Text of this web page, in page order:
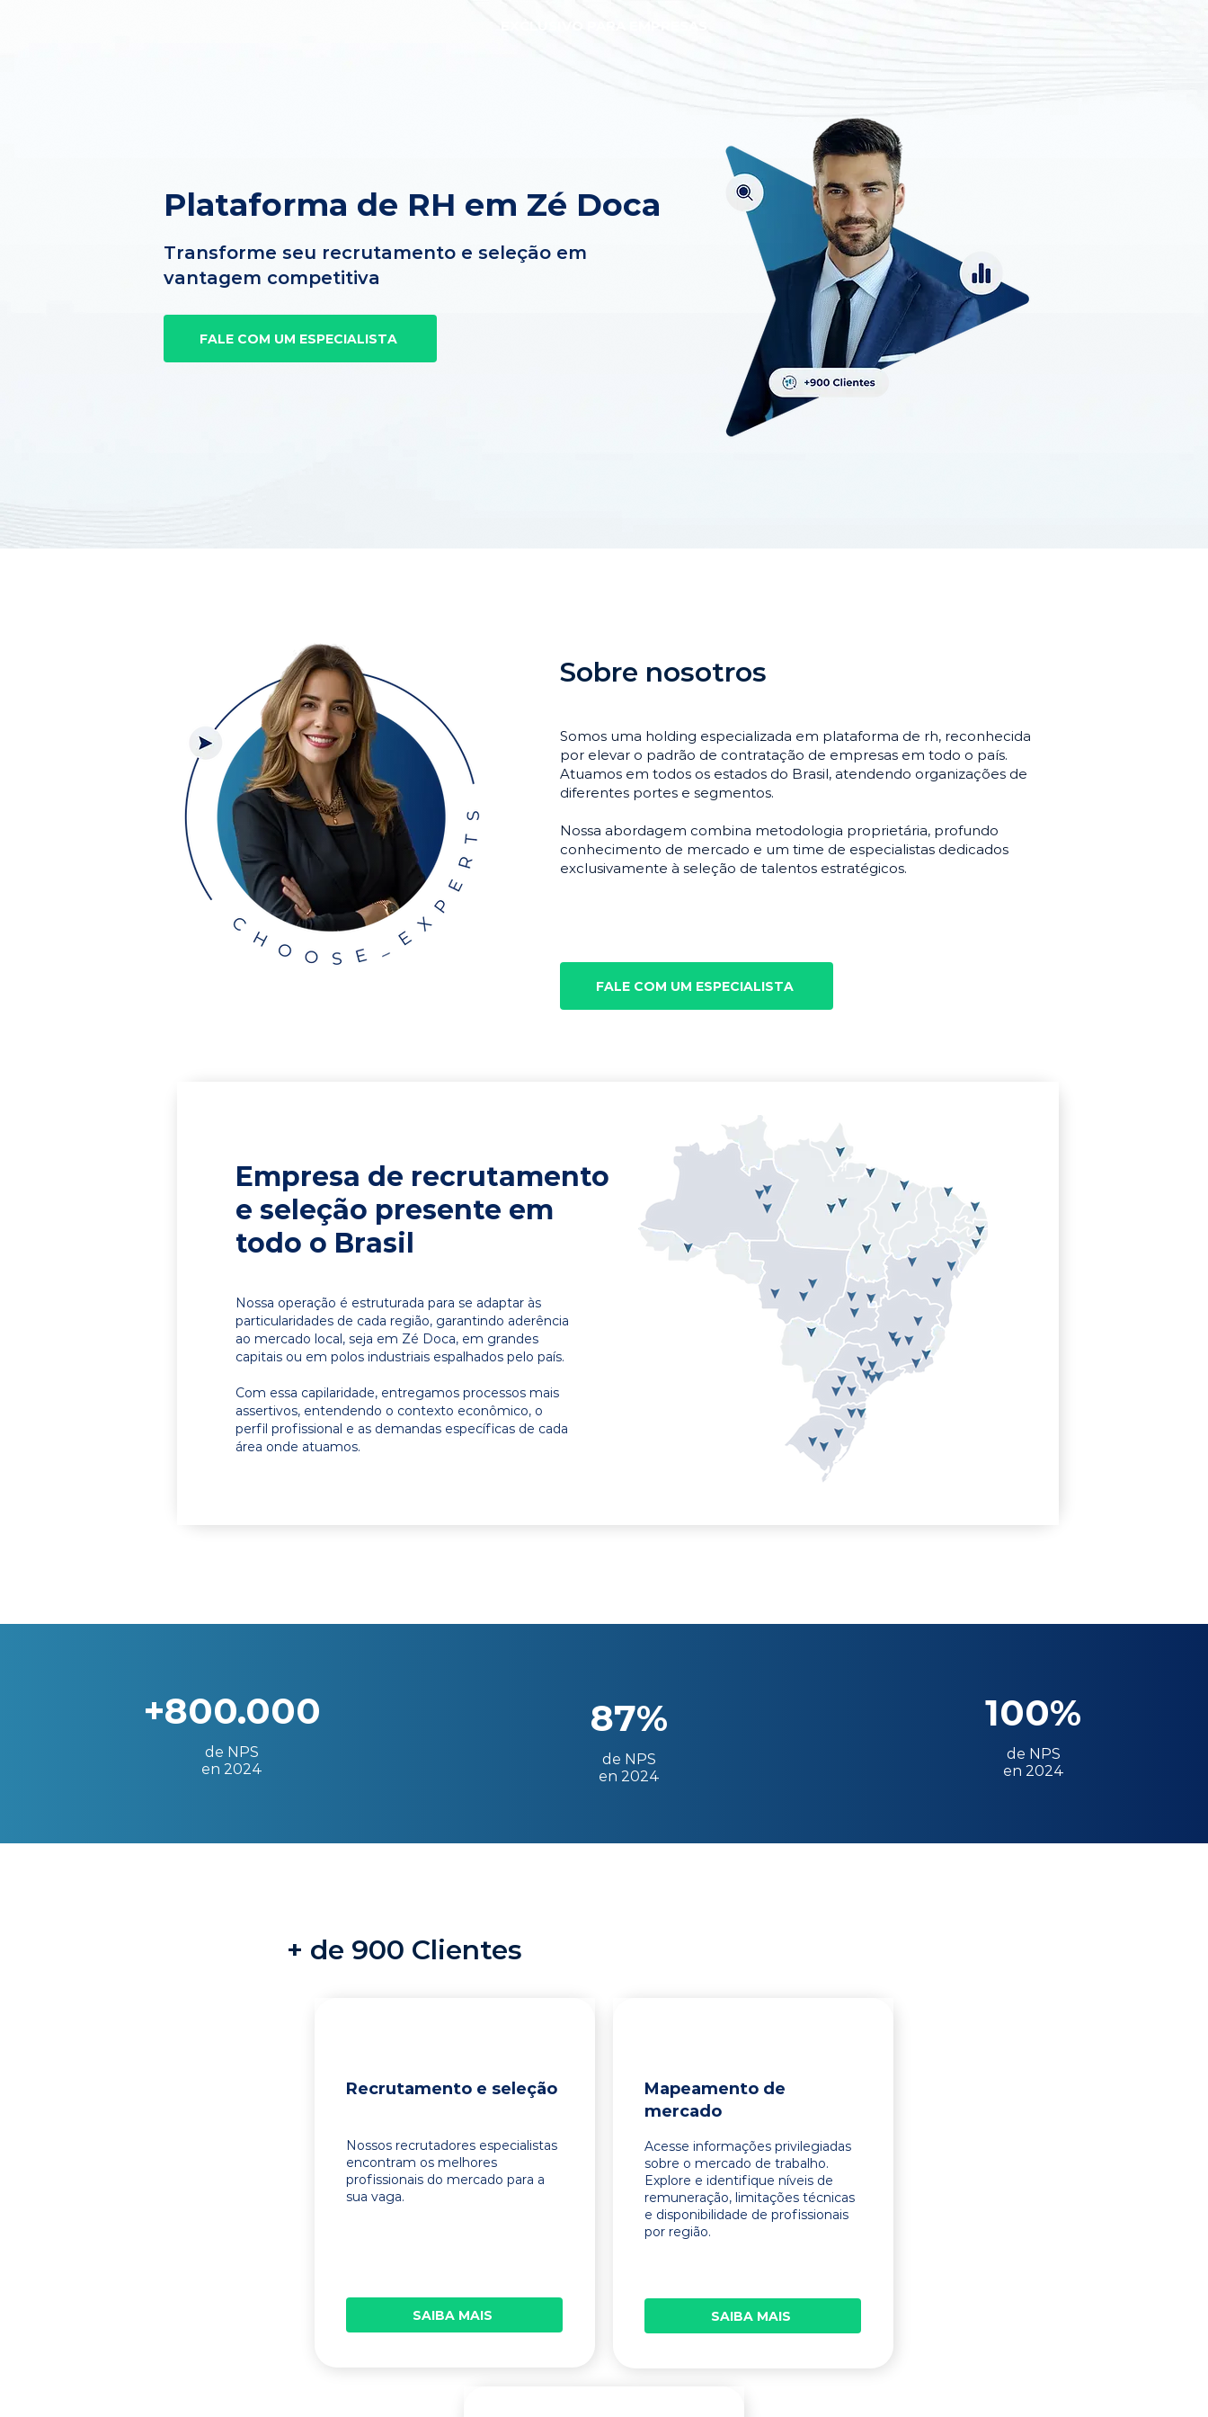
Plataforma de RH em Zé Doca
Transforme seu recrutamento e seleção em
vantagem competitiva
FALE COM UM ESPECIALISTA
Sobre nosotros
Somos uma holding especializada em plataforma de rh, reconhecida
por elevar o padrão de contratação de empresas em todo o país.
Atuamos em todos os estados do Brasil, atendendo organizações de
diferentes portes e segmentos.
Nossa abordagem combina metodologia proprietária, profundo
conhecimento de mercado e um time de especialistas dedicados
exclusivamente à seleção de talentos estratégicos.
FALE COM UM ESPECIALISTA
Empresa de recrutamento
e seleção presente em
todo o Brasil
Nossa operação é estruturada para se adaptar às
particularidades de cada região, garantindo aderência
ao mercado local, seja em Zé Doca, em grandes
capitais ou em polos industriais espalhados pelo país.
Com essa capilaridade, entregamos processos mais
assertivos, entendendo o contexto econômico, o
perfil profissional e as demandas específicas de cada
área onde atuamos.
+800.000
de NPS
en 2024
87%
de NPS
en 2024
100%
de NPS
en 2024
+ de 900 Clientes
Recrutamento e seleção
Nossos recrutadores especialistas
encontram os melhores
profissionais do mercado para a
sua vaga.
SAIBA MAIS
Mapeamento de
mercado
Acesse informações privilegiadas
sobre o mercado de trabalho.
Explore e identifique níveis de
remuneração, limitações técnicas
e disponibilidade de profissionais
por região.
SAIBA MAIS